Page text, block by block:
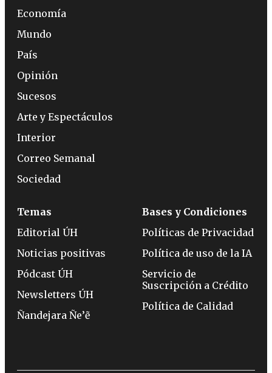
Economía
Mundo
País
Opinión
Sucesos
Arte y Espectáculos
Interior
Correo Semanal
Sociedad
Temas
Editorial ÚH
Noticias positivas
Pódcast ÚH
Newsletters ÚH
Ñandejara Ñe’ẽ
Bases y Condiciones
Políticas de Privacidad
Política de uso de la IA
Servicio de
Suscripción a Crédito
Política de Calidad